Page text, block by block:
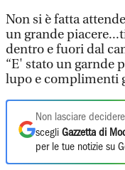
Non si è fatta
un grande
dentro e fuori dal
“E' stato un garnde
lupo e complimenti
Non lasciare
scegli Gazzetta di
per le tue notizie su